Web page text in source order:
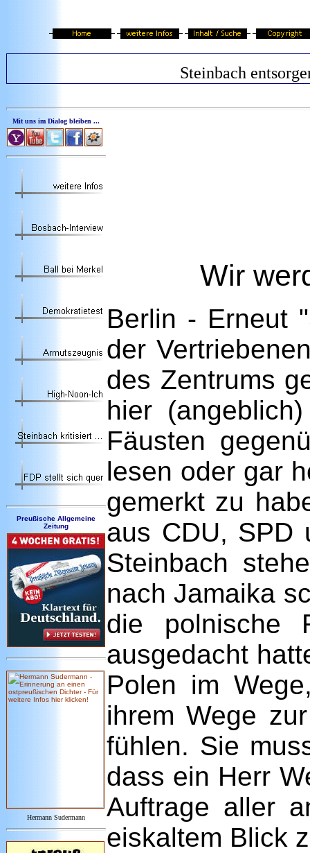
Steinbach
Mit uns im Dialog bleiben ...
Preußische Allgemeine
Zeitung
Hermann Sudermann
Wir
Berlin - Erneut
der
des Zentrums
hier
Fäusten
lesen oder gar
gemerkt zu
aus CDU, SPD
Steinbach
nach Jamaika
die polnische
ausgedacht
Polen im
ihrem Wege
fühlen. Sie
dass ein Herr
Auftrage aller
eiskaltem Blick